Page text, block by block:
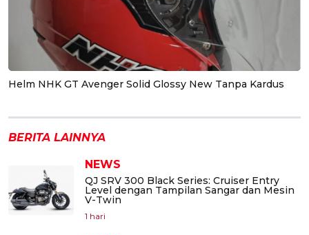
Helm NHK GT Avenger Solid Glossy New Tanpa Kardus
BERITA LAINNYA
NEWS
QJ SRV 300 Black Series: Cruiser Entry
Level dengan Tampilan Sangar dan Mesin
V-Twin
1 hari